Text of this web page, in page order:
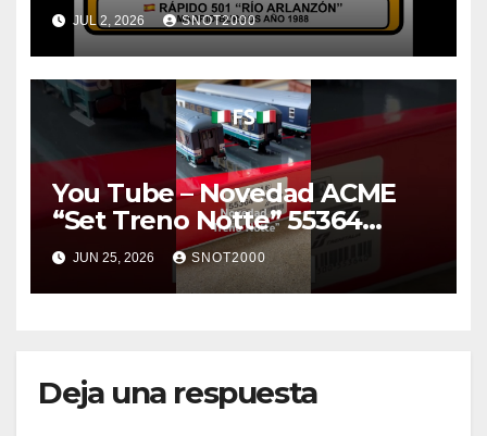
JUL 2, 2026 SNOT2000
You Tube – Novedad ACME
“Set Treno Notte” 55364
#ferroviario #train #h0
#trenitalia
JUN 25, 2026 SNOT2000
Deja una respuesta